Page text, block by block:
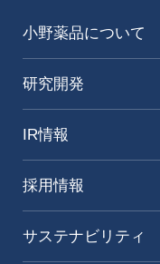
小野薬品について
研究開発
IR情報
採用情報
サステナビリティ